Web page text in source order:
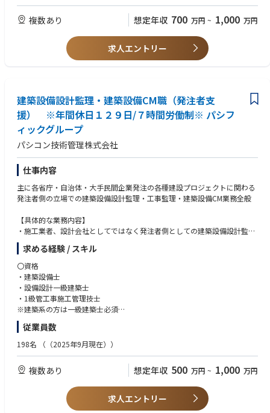
※これまでのご経験や専門分野を踏まえ、特定フェーズまたは分野を中心
に業務をお任せします
※勤務は東京を拠点として、短期・スポットを中心とした海外出張により
対応していただく想定です
【主な業務内容】
それぞれの各専門分野（土木・建築・設備・機械・電気・電気通信・環
境）における下記の各業務。
・海外プロジェクトの計画立案・進行管理
・設計・施工に関する技術的検討・レビュー
・工程・品質・コスト管理
・海外現地コンサルタント・施工会社との技術調整
・発注者（官公庁・民間）との協議、報告資料作成
・社内外関係者との調整・マネジメント 他
パシコン技術管理では社員の皆様が安心して長期的に勤務していただけ
るよう、様々な「研修・教育」「働き方改革」「オフィス環境」の整備を
【研修教育・キャリア支援】
・階層別研修（年次・リーダー・管理職）
・技術報告会（年1回）
・ジョブローテーション（配属先希望考慮）
・情報セキュリティ研修（情報管理・情報漏洩、セキュリティ対策等）
・コンプライアンス、ハラスメント研修（パワハラ、セクハラ、モラハラ
等）
・上長との定期面談（人事考課、キャリアパス）、キャリアデザイン支援
（外部カウンセラーへのキャリア相談）
【働き方改革】
・テレワーク（在宅勤務）、ノー残業day（毎週水曜日）、有給初月から
付与、時間単位有給
・実働7時間/日、年間休日129日、夏期休暇（6～9月に自由に5日間）
ちの方
※１級土木/建築/管工事/電気工事/電気通信工事 施工管理技士、技術
技術士補、RCCM、一級建築士、建築設備士、エネルギー管理士等
・技術資料・報告書作成の実務経験
※通訳がいますので、スタート段階の英語力はエントリーレベルでも歓迎
です
※３週間～１か月程度の海外現地（当面はグアム島）への出張が年３回程
度ございます
・ビジネスレベルの英文でのメールのやり取りや英会話のできる方、大歓
迎
・海外建設PJにおける海外赴任経験のある方
複数あり 想定年収 700 万円 ~ 1,000 万円
求人エントリー
建築設備設計監理・建築設備CM職（発注者支
援） ※年間休日１２９日/７時間労働制※ パシフ
ィックグループ
パシコン技術管理株式会社
仕事内容
主に各省庁・自治体・大手民間企業発注の各種建設プロジェクトに関わる
発注者側の立場での建築設備設計監理・工事監理・建築設備CM業務全般
【具体的な業務内容】
・施工業者、設計会社としてではなく発注者側としての建築設備設計監
理・工事監理・建築設備CM業務（発注者支援）
・各種施工の立ち合い検査、積算
・会議出席、施工業者・設計会社との調整
・各種資料作成（CAD図面含む）
・出来形管理、出来高管理、工程管理、品質管理、 安全管理など
～働く環境について～
るよう、様々な「研修・教育」「働き方改革」「オフィス環境」の整備を
進めております。
・階層別研修（年次・リーダー・管理職）
・ジョブローテーション（配属先希望考慮）
・情報セキュリティ研修（情報管理・情報漏洩、セキュリティ対策等）
求める経験 / スキル
〇資格
・建築設備士
・設備設計一級建築士
・1級管工事施工管理技士
※建築系の方は一級建築士必須
〇PC・OAスキル
・Microsoft officeソフト(Excel、Word、Outlookなど)の基本操作
【求める人物像】
・社会貢献度の高い、世の中の役にたつ仕事をしたい
・街づくり・地図に残る仕事をしたい
従業員数
198名 （（2025年9月現在））
複数あり 想定年収 500 万円 ~ 1,000 万円
求人エントリー